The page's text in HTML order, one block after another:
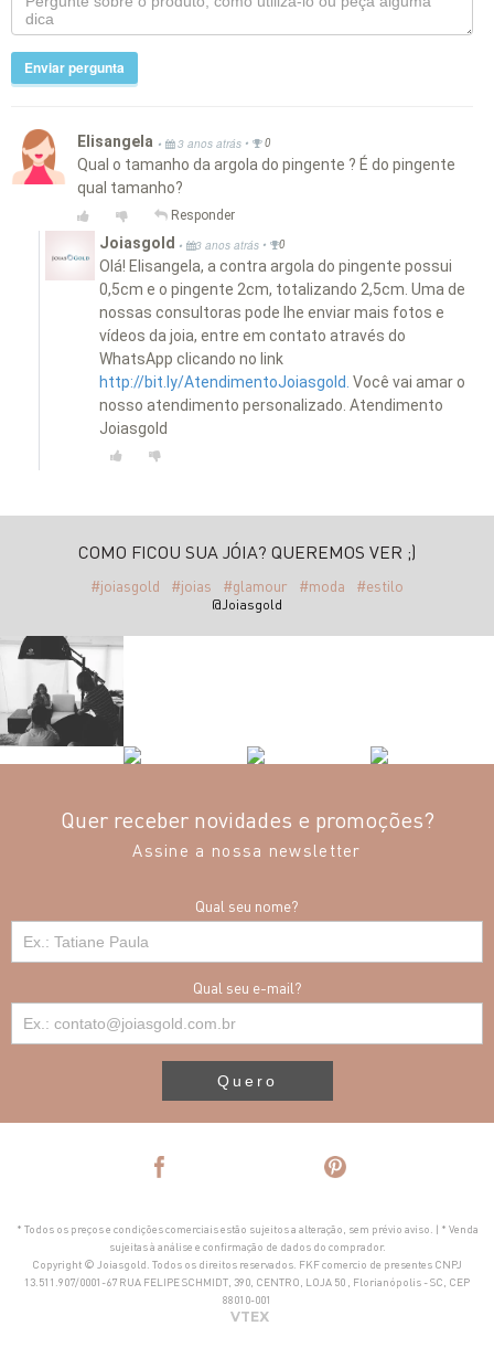
Enviar pergunta
Elisangela • 3 anos atrás • 0
Qual o tamanho da argola do pingente ? É do pingente
qual tamanho?
Responder
Joiasgold • 3 anos atrás • 0
Olá! Elisangela, a contra argola do pingente possui
0,5cm e o pingente 2cm, totalizando 2,5cm. Uma de
nossas consultoras pode lhe enviar mais fotos e
vídeos da joia, entre em contato através do
WhatsApp clicando no link
http://bit.ly/AtendimentoJoiasgold. Você vai amar o
nosso atendimento personalizado. Atendimento
Joiasgold
COMO FICOU SUA JÓIA? QUEREMOS VER ;)
#joiasgold #joias #glamour #moda #estilo
@Joiasgold
Quer receber novidades e promoções?
Assine a nossa newsletter
Qual seu nome?
Qual seu e-mail?
Quero
* Todos os preços e condições comerciais estão sujeitos a alteração, sem prévio aviso. | * Venda
sujeitas à análise e confirmação de dados do comprador.
Copyright © Joiasgold. Todos os direitos reservados. FKF comercio de presentes CNPJ
13.511.907/0001-67 RUA FELIPE SCHMIDT, 390, CENTRO, LOJA 50 , Florianópolis - SC, CEP
88010-001
VTEX